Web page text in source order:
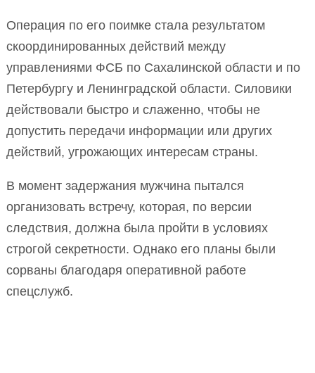
Операция по его поимке стала результатом
скоординированных действий между
управлениями ФСБ по Сахалинской области и по
Петербургу и Ленинградской области. Силовики
действовали быстро и слаженно, чтобы не
допустить передачи информации или других
действий, угрожающих интересам страны.
В момент задержания мужчина пытался
организовать встречу, которая, по версии
следствия, должна была пройти в условиях
строгой секретности. Однако его планы были
сорваны благодаря оперативной работе
спецслужб.